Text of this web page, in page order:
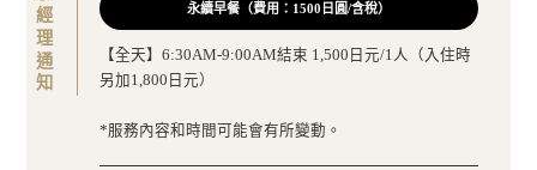
經理通知 永續早餐（費用：1500日圓/含稅）
【全天】6:30AM-9:00AM結束 1,500日元/1人（入住時
另加1,800日元）
*服務內容和時間可能會有所變動。